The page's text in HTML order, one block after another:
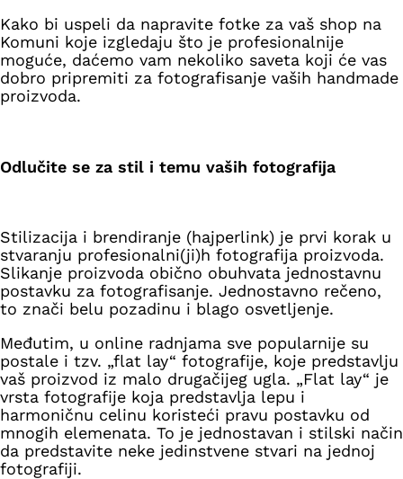
Kako bi uspeli da napravite fotke za vaš shop na
Komuni koje izgledaju što je profesionalnije
moguće, daćemo vam nekoliko saveta koji će vas
dobro pripremiti za fotografisanje vaših handmade
proizvoda.
Odlučite se za stil i temu vaših fotografija
Stilizacija i brendiranje (hajperlink) je prvi korak u
stvaranju profesionalni(ji)h fotografija proizvoda.
Slikanje proizvoda obično obuhvata jednostavnu
postavku za fotografisanje. Jednostavno rečeno,
to znači belu pozadinu i blago osvetljenje.
Međutim, u online radnjama sve popularnije su
postale i tzv. „flat lay“ fotografije, koje predstavlju
vaš proizvod iz malo drugačijeg ugla. „Flat lay“ je
vrsta fotografije koja predstavlja lepu i
harmoničnu celinu koristeći pravu postavku od
mnogih elemenata. To je jednostavan i stilski način
da predstavite neke jedinstvene stvari na jednoj
fotografiji.